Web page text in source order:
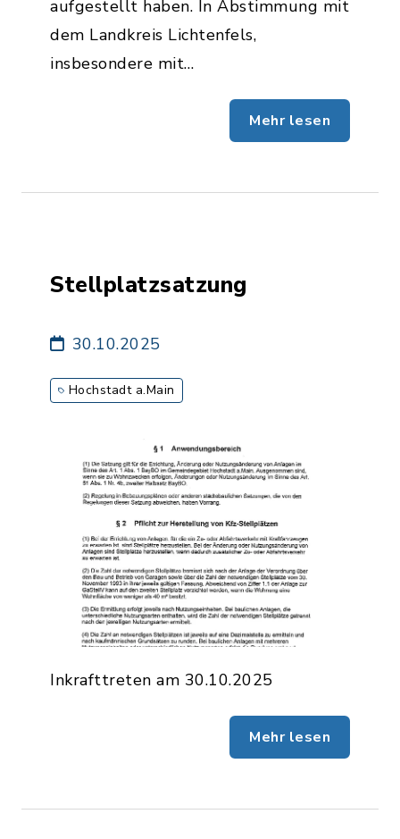
aufgestellt haben. In Abstimmung mit
dem Landkreis Lichtenfels,
insbesondere mit…
Mehr lesen
Stellplatzsatzung
30.10.2025
Hochstadt a.Main
Inkrafttreten am 30.10.2025
Mehr lesen